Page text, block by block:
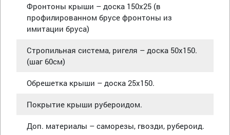
Фронтоны крыши – доска 150х25 (в
профилированном брусе фронтоны из
имитации бруса)
Стропильная система, ригеля – доска 50х150.
(шаг 60см)
Обрешетка крыши – доска 25х150.
Покрытие крыши рубероидом.
Доп. материалы – саморезы, гвозди, рубероид.